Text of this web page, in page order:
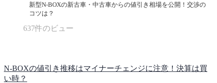
新型N-BOXの新古車・中古車からの値引き相場を公開！交渉の
コツは？
637件のビュー
N-BOXの値引き推移はマイナーチェンジに注意！決算は買
い時？